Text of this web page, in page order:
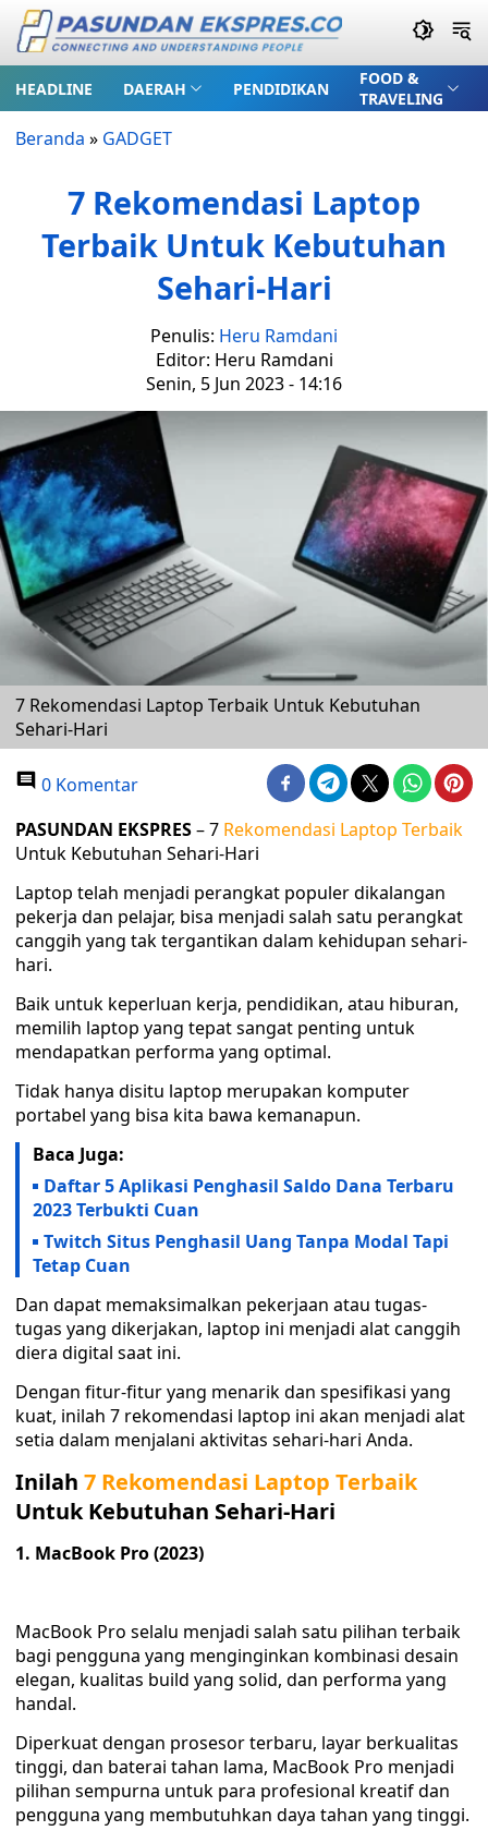
HEADLINE DAERAH PENDIDIKAN
FOOD &
TRAVELING
Beranda » GADGET
7 Rekomendasi Laptop
Terbaik Untuk Kebutuhan
Sehari-Hari
Penulis: Heru Ramdani
Editor: Heru Ramdani
Senin, 5 Jun 2023 - 14:16
7 Rekomendasi Laptop Terbaik Untuk Kebutuhan
Sehari-Hari
0 Komentar
PASUNDAN EKSPRES– 7 Rekomendasi Laptop Terbaik
Untuk Kebutuhan Sehari-Hari
Laptop telah menjadi perangkat populer dikalangan
pekerja dan pelajar, bisa menjadi salah satu perangkat
canggih yang tak tergantikan dalam kehidupan sehari-
hari.
Baik untuk keperluan kerja, pendidikan, atau hiburan,
memilih laptop yang tepat sangat penting untuk
mendapatkan performa yang optimal.
Tidak hanya disitu laptop merupakan komputer
portabel yang bisa kita bawa kemanapun.
Baca Juga:
Daftar 5 Aplikasi Penghasil Saldo Dana Terbaru
2023 Terbukti Cuan
Twitch Situs Penghasil Uang Tanpa Modal Tapi
Tetap Cuan
Dan dapat memaksimalkan pekerjaan atau tugas-
tugas yang dikerjakan, laptop ini menjadi alat canggih
diera digital saat ini.
Dengan fitur-fitur yang menarik dan spesifikasi yang
kuat, inilah 7 rekomendasi laptop ini akan menjadi alat
setia dalam menjalani aktivitas sehari-hari Anda.
Inilah 7 Rekomendasi Laptop Terbaik
Untuk Kebutuhan Sehari-Hari
1. MacBook Pro (2023)
MacBook Pro selalu menjadi salah satu pilihan terbaik
bagi pengguna yang menginginkan kombinasi desain
elegan, kualitas build yang solid, dan performa yang
handal.
Diperkuat dengan prosesor terbaru, layar berkualitas
tinggi, dan baterai tahan lama, MacBook Pro menjadi
pilihan sempurna untuk para profesional kreatif dan
pengguna yang membutuhkan daya tahan yang tinggi.